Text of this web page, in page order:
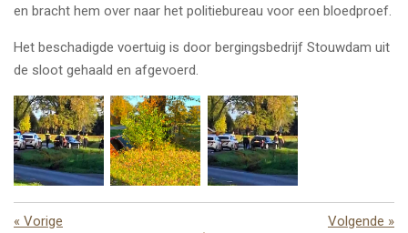
en bracht hem over naar het politiebureau voor een bloedproef.
Het beschadigde voertuig is door bergingsbedrijf Stouwdam uit
de sloot gehaald en afgevoerd.
« Vorige Volgende »